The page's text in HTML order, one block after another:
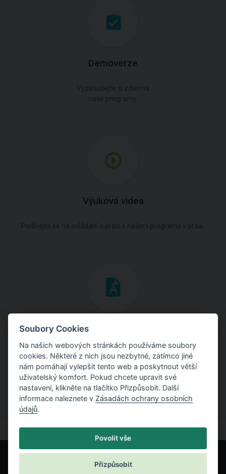
Demoverze
Výuková videa
Inženýrské manuály
Stáhněte si manuály s teoretickými i praktickými ukázkami
použití programů.
Soubory Cookies
Na našich webových stránkách používáme soubory
cookies. Některé z nich jsou nezbytné, zatímco jiné
nám pomáhají vylepšit tento web a poskytnout větší
uživatelský komfort. Pokud chcete upravit své
nastavení, klikněte na tlačítko Přizpůsobit. Další
informace naleznete v Zásadách ochrany osobních
údajů.
Povolit vše
Přizpůsobit